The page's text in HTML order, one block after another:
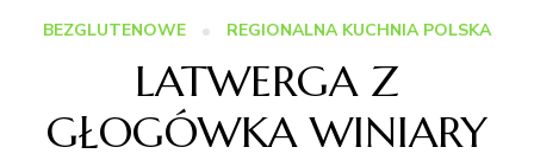
BEZGLUTENOWE REGIONALNA KUCHNIA POLSKA
LATWERGA Z
GŁOGÓWKA WINIARY